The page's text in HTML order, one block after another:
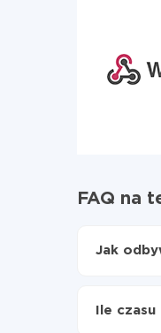
FAQ na
Jak
Włącz
Ile